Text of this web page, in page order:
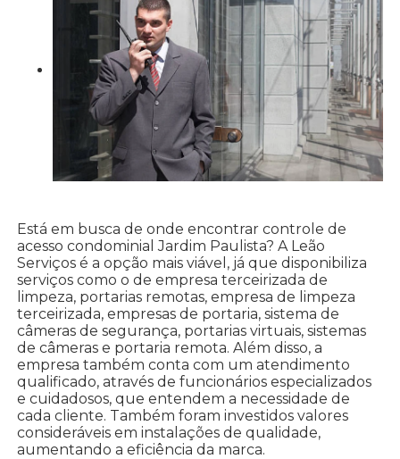
Está em busca de onde encontrar controle de
acesso condominial Jardim Paulista? A Leão
Serviços é a opção mais viável, já que disponibiliza
serviços como o de empresa terceirizada de
limpeza, portarias remotas, empresa de limpeza
terceirizada, empresas de portaria, sistema de
câmeras de segurança, portarias virtuais, sistemas
de câmeras e portaria remota. Além disso, a
empresa também conta com um atendimento
qualificado, através de funcionários especializados
e cuidadosos, que entendem a necessidade de
cada cliente. Também foram investidos valores
consideráveis em instalações de qualidade,
aumentando a eficiência da marca.